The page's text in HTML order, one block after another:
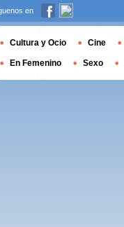
en
Cultura y Ocio Cine
En Femenino Sexo